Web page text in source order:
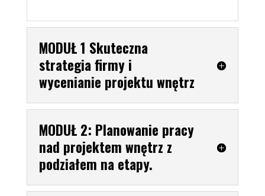
MODUŁ 1 Skuteczna
strategia firmy i
wycenianie projektu wnętrz
MODUŁ 2: Planowanie pracy
nad projektem wnętrz z
podziałem na etapy.